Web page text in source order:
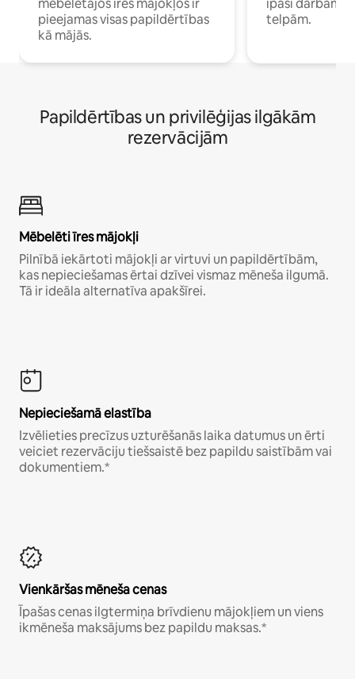
mēbelētajos īres mājokļos ir
pieejamas visas papildērtības
kā mājās.
īpaši darbam
telpām.
Papildērtības un privilēģijas ilgākām
rezervācijām
Mēbelēti īres mājokļi
Pilnībā iekārtoti mājokļi ar virtuvi un papildērtībām,
kas nepieciešamas ērtai dzīvei vismaz mēneša ilgumā.
Tā ir ideāla alternatīva apakšīrei.
Nepieciešamā elastība
Izvēlieties precīzus uzturēšanās laika datumus un ērti
veiciet rezervāciju tiešsaistē bez papildu saistībām vai
dokumentiem.*
Vienkāršas mēneša cenas
Īpašas cenas ilgtermiņa brīvdienu mājokļiem un viens
ikmēneša maksājums bez papildu maksas.*